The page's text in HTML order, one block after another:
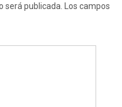
será publicada.
Los campos